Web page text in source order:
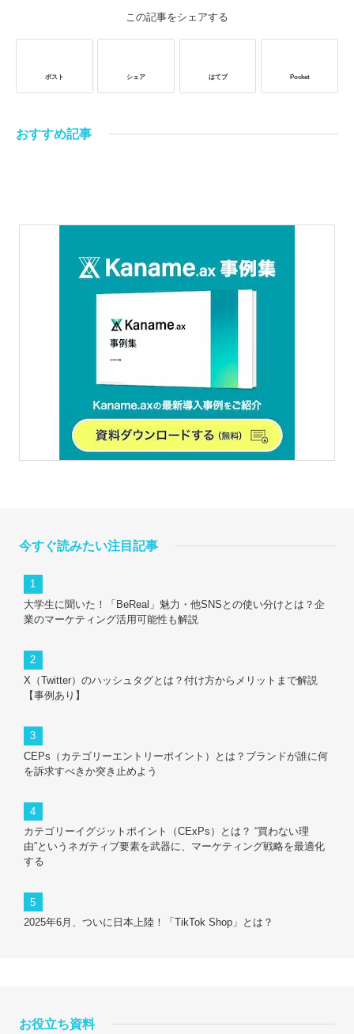
この記事をシェアする
ポスト シェア はてブ Pocket
おすすめ記事
今すぐ読みたい注目記事
大学生に聞いた！「BeReal」魅力・他SNSとの使い分けとは？企
業のマーケティング活用可能性も解説
X（Twitter）のハッシュタグとは？付け方からメリットまで解説
【事例あり】
CEPs（カテゴリーエントリーポイント）とは？ブランドが誰に何
を訴求すべきか突き止めよう
カテゴリーイグジットポイント（CExPs）とは？ “買わない理
由”というネガティブ要素を武器に、マーケティング戦略を最適化
する
2025年6月、ついに日本上陸！「TikTok Shop」とは？
お役立ち資料